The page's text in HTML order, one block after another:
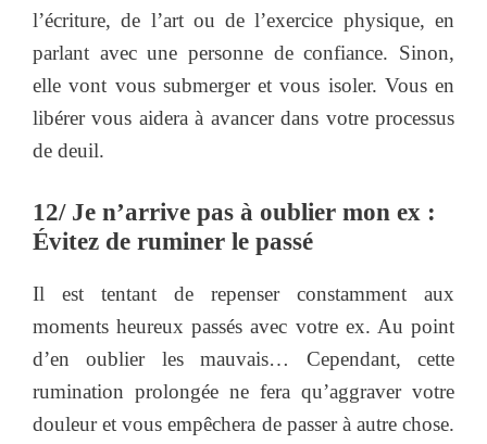
l’écriture, de l’art ou de l’exercice physique, en
parlant avec une personne de confiance. Sinon,
elle vont vous submerger et vous isoler. Vous en
libérer vous aidera à avancer dans votre processus
de deuil.
12/ Je n’arrive pas à oublier mon ex :
Évitez de ruminer le passé
Il est tentant de repenser constamment aux
moments heureux passés avec votre ex. Au point
d’en oublier les mauvais… Cependant, cette
rumination prolongée ne fera qu’aggraver votre
douleur et vous empêchera de passer à autre chose.